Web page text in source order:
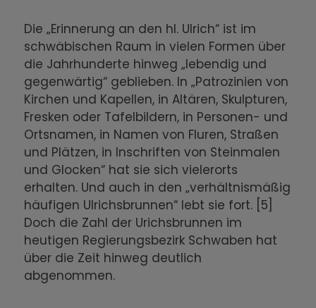
Die „Erinnerung an den hl. Ulrich“ ist im
schwäbischen Raum in vielen Formen über
die Jahrhunderte hinweg „lebendig und
gegenwärtig“ geblieben. In „Patrozinien von
Kirchen und Kapellen, in Altären, Skulpturen,
Fresken oder Tafelbildern, in Personen- und
Ortsnamen, in Namen von Fluren, Straßen
und Plätzen, in Inschriften von Steinmalen
und Glocken“ hat sie sich vielerorts
erhalten. Und auch in den „verhältnismäßig
häufigen Ulrichsbrunnen“ lebt sie fort. [5]
Doch die Zahl der Urichsbrunnen im
heutigen Regierungsbezirk Schwaben hat
über die Zeit hinweg deutlich
abgenommen.